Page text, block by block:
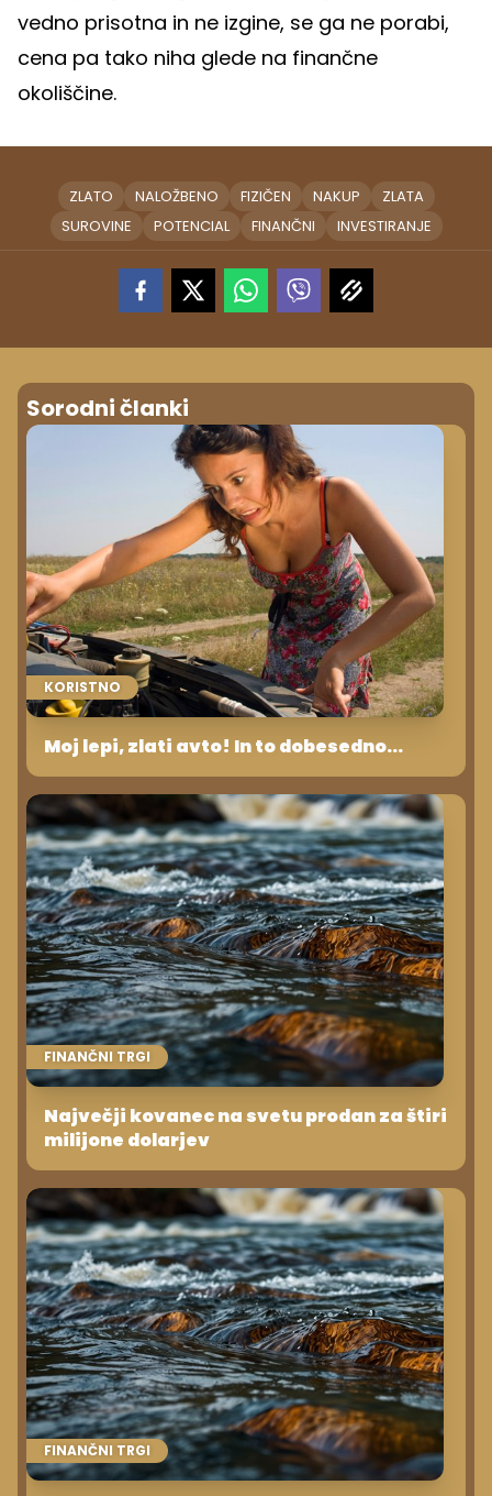
vedno prisotna in ne izgine, se ga ne porabi,
cena pa tako niha glede na finančne
okoliščine.
ZLATO NALOŽBENO FIZIČEN NAKUP
ZLATA
SUROVINE
POTENCIAL FINANČNI INVESTIRANJE
Sorodni članki
KORISTNO
Moj lepi, zlati avto! In to dobesedno...
FINANČNI TRGI
Največji kovanec na svetu prodan za štiri
milijone dolarjev
FINANČNI TRGI